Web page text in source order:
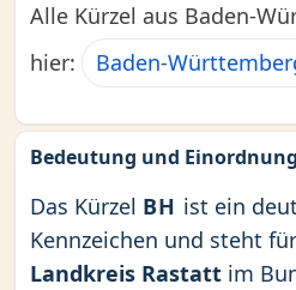
Alle Kürzel aus Baden-
hier:
Baden-
Bedeutung und Einordnung
Das Kürzel BH ist ein
Kennzeichen und steht für
Landkreis Rastatt im